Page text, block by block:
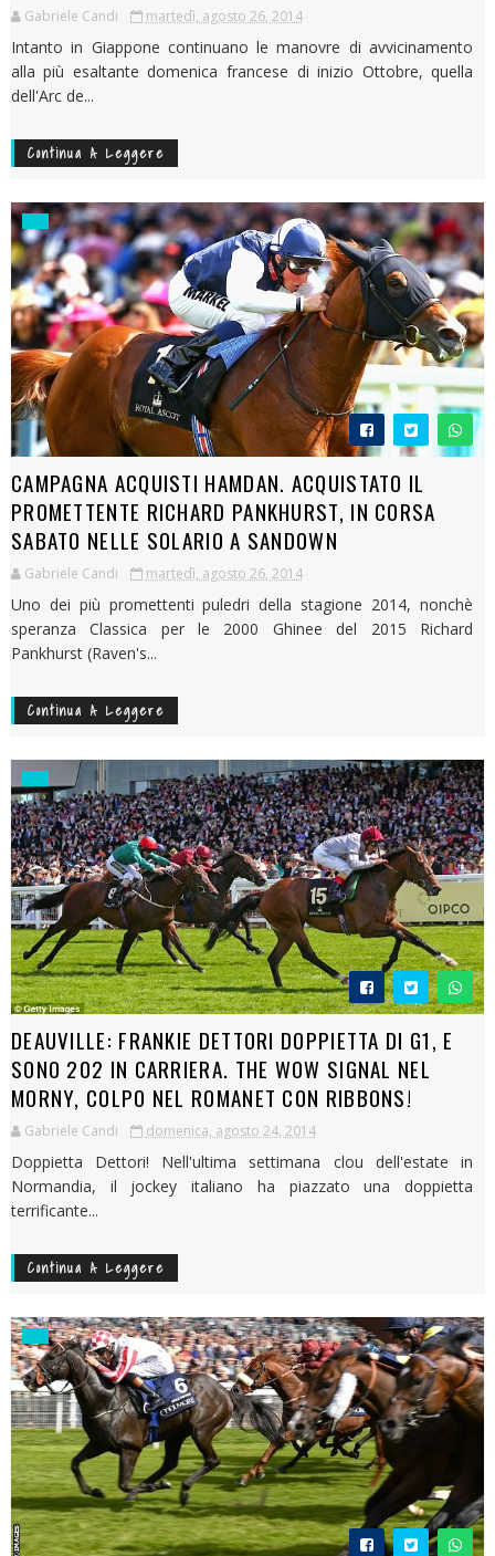
Gabriele Candi martedì, agosto 26, 2014
Intanto in Giappone continuano le manovre di avvicinamento
alla più esaltante domenica francese di inizio Ottobre, quella
dell'Arc de...
Continua A Leggere
CAMPAGNA ACQUISTI HAMDAN. ACQUISTATO IL
PROMETTENTE RICHARD PANKHURST, IN CORSA
SABATO NELLE SOLARIO A SANDOWN
Gabriele Candi martedì, agosto 26, 2014
Uno dei più promettenti puledri della stagione 2014, nonchè
speranza Classica per le 2000 Ghinee del 2015 Richard
Pankhurst (Raven's...
Continua A Leggere
DEAUVILLE: FRANKIE DETTORI DOPPIETTA DI G1, E
SONO 202 IN CARRIERA. THE WOW SIGNAL NEL
MORNY, COLPO NEL ROMANET CON RIBBONS!
Gabriele Candi domenica, agosto 24, 2014
Doppietta Dettori! Nell'ultima settimana clou dell'estate in
Normandia, il jockey italiano ha piazzato una doppietta
terrificante...
Continua A Leggere